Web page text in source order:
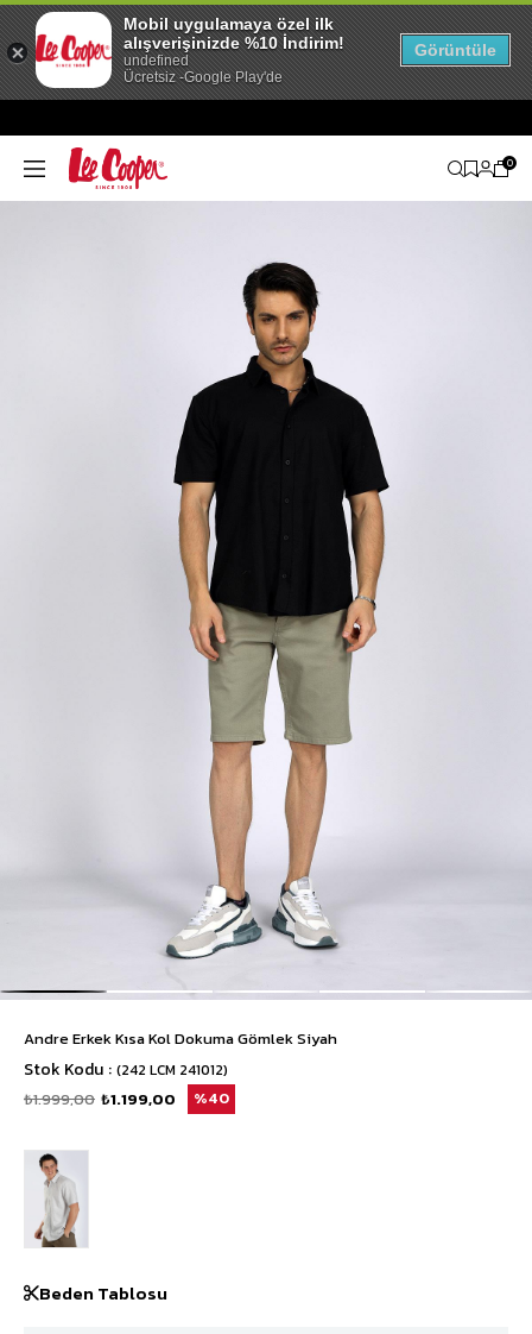
0
Andre Erkek Kısa Kol Dokuma Gömlek Siyah
Stok Kodu (242 LCM 241012)
₺1.999,00 ₺1.199,00 40
Beden Tablosu
Mobil uygulamaya özel ilk
alışverişinizde %10 İndirim!
undefined
Ücretsiz -Google Play'de
Görüntüle